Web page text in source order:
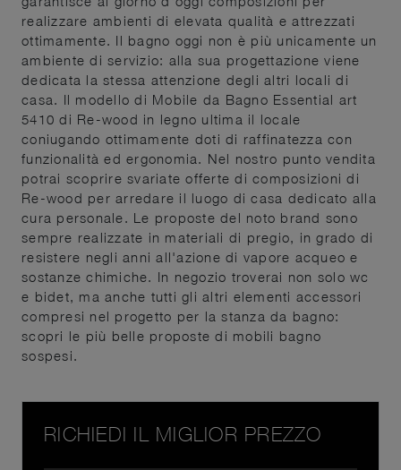
realizzare ambienti di elevata qualità e attrezzati
ottimamente. Il bagno oggi non è più unicamente un
ambiente di servizio: alla sua progettazione viene
dedicata la stessa attenzione degli altri locali di
casa. Il modello di Mobile da Bagno Essential art
5410 di Re-wood in legno ultima il locale
coniugando ottimamente doti di raffinatezza con
funzionalità ed ergonomia. Nel nostro punto vendita
potrai scoprire svariate offerte di composizioni di
Re-wood per arredare il luogo di casa dedicato alla
cura personale. Le proposte del noto brand sono
sempre realizzate in materiali di pregio, in grado di
resistere negli anni all'azione di vapore acqueo e
sostanze chimiche. In negozio troverai non solo wc
e bidet, ma anche tutti gli altri elementi accessori
compresi nel progetto per la stanza da bagno:
scopri le più belle proposte di mobili bagno
sospesi.
RICHIEDI IL MIGLIOR PREZZO